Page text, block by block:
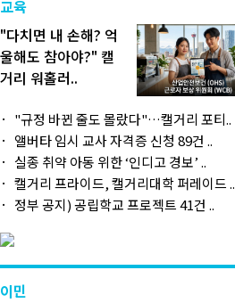
교육
"다치면 내 손해? 억
울해도 참아야?" 캘
거리 워홀러..
"규정 바뀐 줄도 몰랐다"…캘거리 포티..
앨버타 임시 교사 자격증 신청 89건 ..
실종 취약 아동 위한 ‘인디고 경보’ ..
캘거리 프라이드, 캘거리대학 퍼레이드 ..
정부 공지) 공립학교 프로젝트 41건 ..
이민